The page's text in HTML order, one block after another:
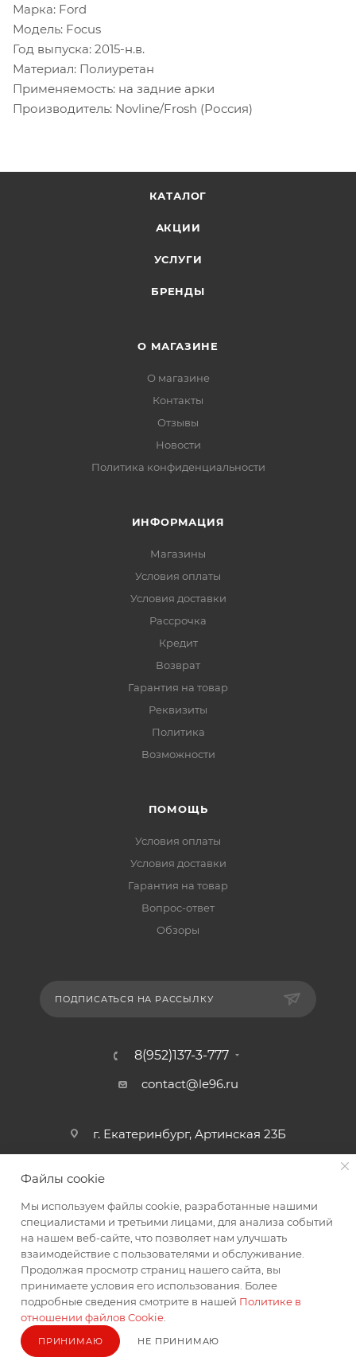
Марка: Ford
Модель: Focus
Год выпуска: 2015-н.в.
Материал: Полиуретан
Применяемость: на задние арки
Производитель: Novline/Frosh (Россия)
КАТАЛОГ
АКЦИИ
УСЛУГИ
БРЕНДЫ
О МАГАЗИНЕ
О магазине
Контакты
Отзывы
Новости
Политика конфиденциальности
ИНФОРМАЦИЯ
Магазины
Условия оплаты
Условия доставки
Рассрочка
Кредит
Возврат
Гарантия на товар
Реквизиты
Политика
Возможности
ПОМОЩЬ
Условия оплаты
Условия доставки
Гарантия на товар
Вопрос-ответ
Обзоры
ПОДПИСАТЬСЯ НА РАССЫЛКУ
8(952)137-3-777
contact@le96.ru
г. Екатеринбург, Артинская 23Б
2026 © интернет магазин автоаксессуаров
Файлы cookie
Мы используем файлы cookie, разработанные нашими
специалистами и третьими лицами, для анализа событий
на нашем веб-сайте, что позволяет нам улучшать
взаимодействие с пользователями и обслуживание.
Продолжая просмотр страниц нашего сайта, вы
принимаете условия его использования. Более
подробные сведения смотрите в нашей Политике в
отношении файлов Cookie
ПРИНИМАЮ НЕ ПРИНИМАЮ